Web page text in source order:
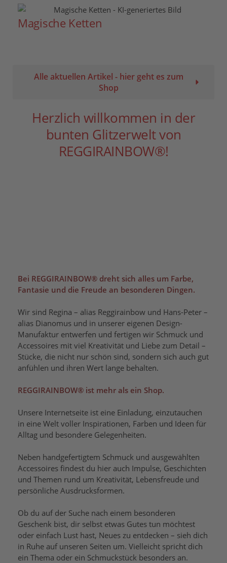
Magische Ketten
Alle aktuellen Artikel - hier geht es zum
Shop
Herzlich willkommen in der
bunten Glitzerwelt von
REGGIRAINBOW®!
Bei REGGIRAINBOW® dreht sich alles um Farbe,
Fantasie und die Freude an besonderen Dingen.
Wir sind Regina – alias Reggirainbow und Hans-Peter –
alias Dianomus und in unserer eigenen Design-
Manufaktur entwerfen und fertigen wir Schmuck und
Accessoires mit viel Kreativität und Liebe zum Detail –
Stücke, die nicht nur schön sind, sondern sich auch gut
anfühlen und ihren Wert lange behalten.
REGGIRAINBOW® ist mehr als ein Shop.
Unsere Internetseite ist eine Einladung, einzutauchen
in eine Welt voller Inspirationen, Farben und Ideen für
Alltag und besondere Gelegenheiten.
Neben handgefertigtem Schmuck und ausgewählten
Accessoires findest du hier auch Impulse, Geschichten
und Themen rund um Kreativität, Lebensfreude und
persönliche Ausdrucksformen.
Ob du auf der Suche nach einem besonderen
Geschenk bist, dir selbst etwas Gutes tun möchtest
oder einfach Lust hast, Neues zu entdecken – sieh dich
in Ruhe auf unseren Seiten um. Vielleicht spricht dich
ein Thema oder ein Schmuckstück besonders an.